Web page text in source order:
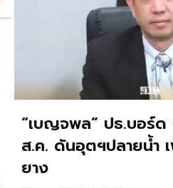
“เบญจพล” ปธ.บอร์
ส.ค. ดันอุตฯปลายน้ำ
ยาง